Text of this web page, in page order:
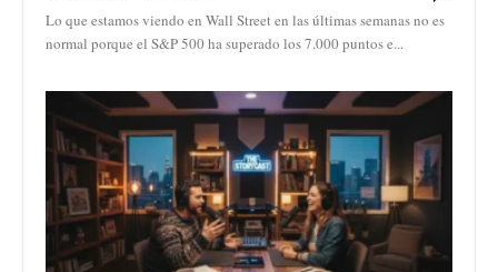
Lo que estamos viendo en Wall Street en las últimas semanas no es
normal porque el S&P 500 ha superado los 7.000 puntos e...